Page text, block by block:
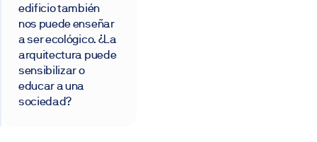
edificio también
nos puede enseñar
a ser ecológico. ¿La
arquitectura puede
sensibilizar o
educar a una
sociedad?